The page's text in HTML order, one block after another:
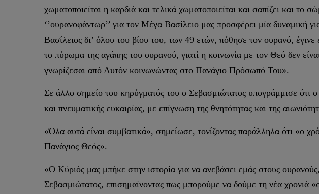
χωματοποιείται η καρδιά και τελικά χωματοποιείται και σαπίζει και
‘’ουρανοφάντωρ’’ για τον Μέγα Βασίλειο μας προσφέρει μία δυναμική
Βασίλειος δι’ όλου του βίου του, των 49 ετών, πόθησε τον ουρανό,
το πύρωμα της αγάπης του ουρανού, γιατί η κοινωνία με τον Θεό δεν
γνωρίζεσαι από Αυτόν κοινωνώντας στο Πανάγιο Πρόσωπό Του».
Σε άλλο σημείο του κηρύγματός του ο Σεβασμιώτατος υπογράμμισε ότι
και πνευματικής ευκαιρίας, με επίγνωση της θνητότητας και της
«Όλα αυτά είναι συμβατικά», σημείωσε, τονίζοντας παράλληλα ότι «ο
Πανάγιος Θεός».
«Ο Κύριός μας μπήκε στην ιστορία για να ανεβάσει εμάς στους
Σεβασμιώτατος, επισημαίνοντας πως μπορούμε να δούμε τη νέα χρονιά